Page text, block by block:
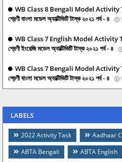
WB Class 8 Bengali Model Activity
শ্রেণী বাংলা মডেল অ্যাক্টিভিটি টাস্ক ২০২১ পর্ব - ৪
WB Class 7 English Model Activity
শ্রেণী ইংরেজি মডেল অ্যাক্টিভিটি টাস্ক ২০২১ পর্ব - ৪
WB Class 7 Bengali Model Activity
শ্রেণী বাংলা মডেল অ্যাক্টিভিটি টাস্ক ২০২১ পর্ব - ৪
LABELS
2022 Activity Task Aadhaar
ABTA Bengali
ABTA English